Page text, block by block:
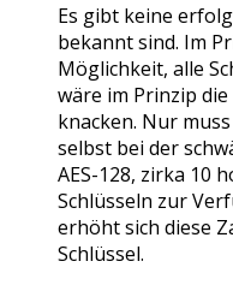
Es gibt keine
bekannt sind. Im
Möglichkeit, alle
wäre im Prinzip
knacken. Nur
selbst bei der
AES-128, zirka 10
Schlüsseln zur
erhöht sich diese
Schlüssel.